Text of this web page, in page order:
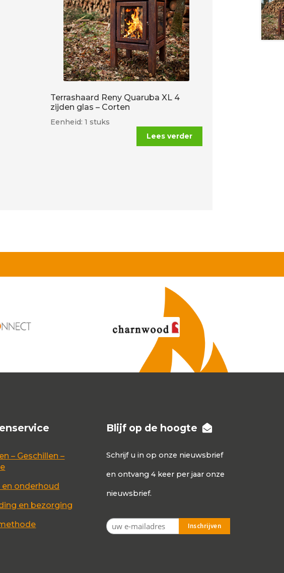
Terrashaard Reny Quaruba XL 4
zijden glas – Corten
Eenheid: 1 stuks
Lees verder
– Geschillen –
en onderhoud
en bezorging
Blijf op de hoogte
Schrijf u in op onze nieuwsbrief
en ontvang 4 keer per jaar onze
nieuwsbrief.